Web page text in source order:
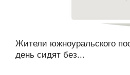
Жители южноуральского
день сидят без...